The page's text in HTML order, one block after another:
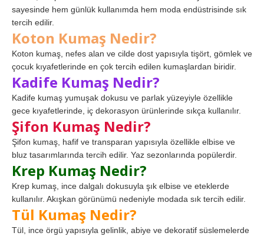
sayesinde hem günlük kullanımda hem moda endüstrisinde sık
tercih edilir.
Koton Kumaş Nedir?
Koton kumaş, nefes alan ve cilde dost yapısıyla tişört, gömlek ve
çocuk kıyafetlerinde en çok tercih edilen kumaşlardan biridir.
Kadife Kumaş Nedir?
Kadife kumaş yumuşak dokusu ve parlak yüzeyiyle özellikle
gece kıyafetlerinde, iç dekorasyon ürünlerinde sıkça kullanılır.
Şifon Kumaş Nedir?
Şifon kumaş, hafif ve transparan yapısıyla özellikle elbise ve
bluz tasarımlarında tercih edilir. Yaz sezonlarında popülerdir.
Krep Kumaş Nedir?
Krep kumaş, ince dalgalı dokusuyla şık elbise ve eteklerde
kullanılır. Akışkan görünümü nedeniyle modada sık tercih edilir.
Tül Kumaş Nedir?
Tül, ince örgü yapısıyla gelinlik, abiye ve dekoratif süslemelerde